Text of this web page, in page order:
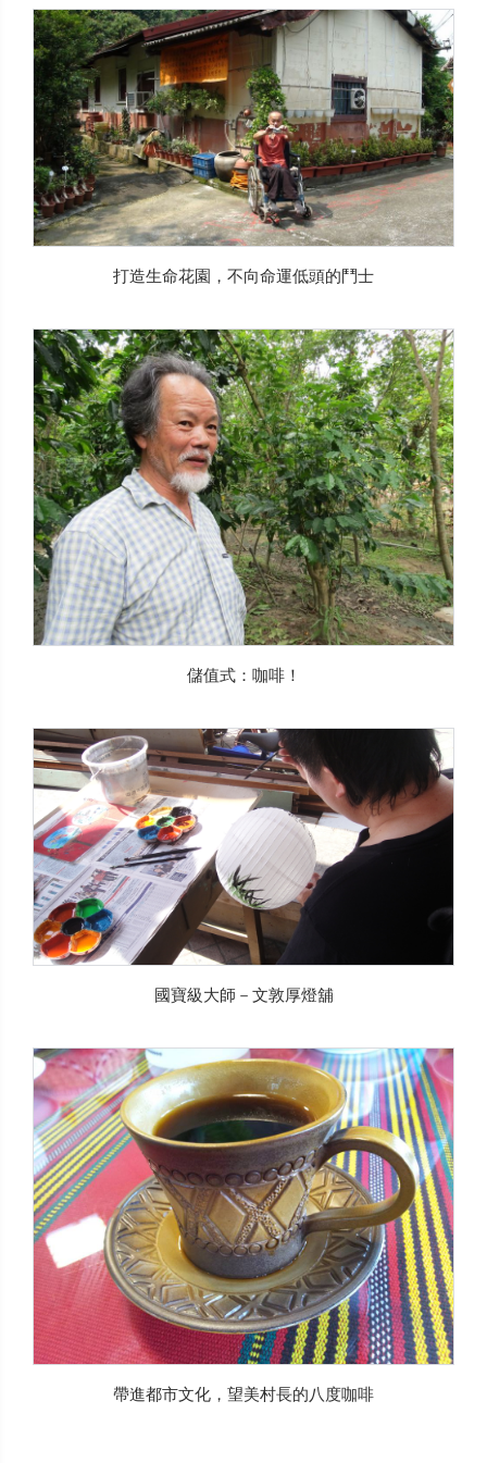
打造生命花園，不向命運低頭的鬥士
儲值式：咖啡！
國寶級大師－文敦厚燈舖
帶進都市文化，望美村長的八度咖啡